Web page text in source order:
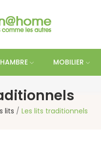
MOBILIER
lits Les lits traditionnels